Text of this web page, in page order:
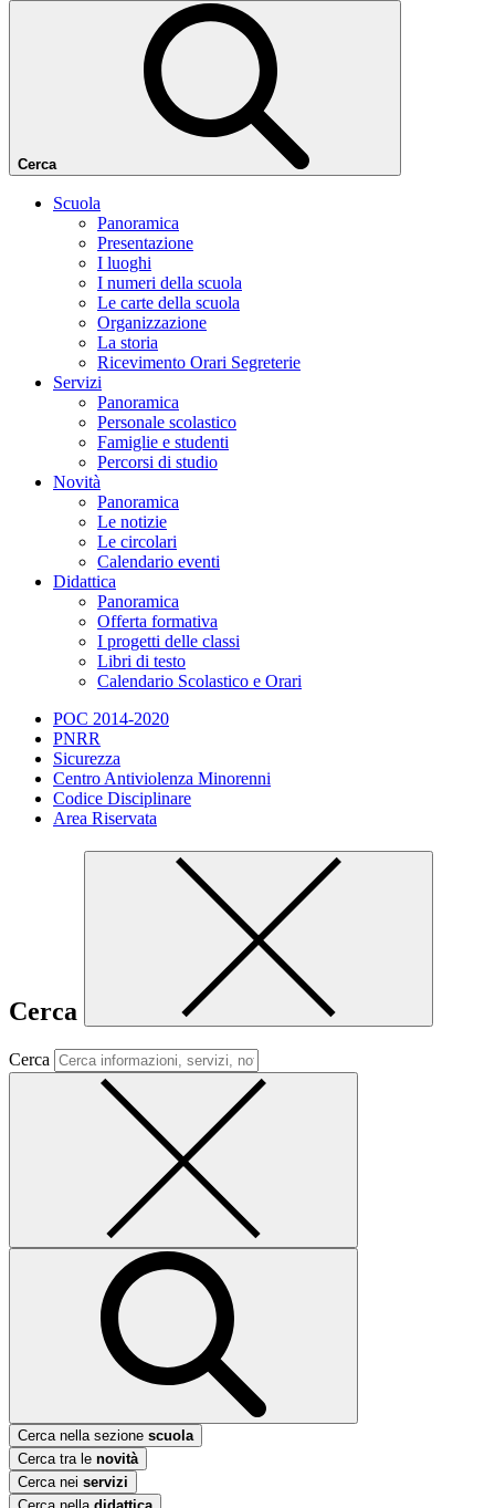
Cerca
Scuola
Panoramica
Presentazione
I luoghi
I numeri della scuola
Le carte della scuola
Organizzazione
La storia
Ricevimento Orari Segreterie
Servizi
Panoramica
Personale scolastico
Famiglie e studenti
Percorsi di studio
Novità
Panoramica
Le notizie
Le circolari
Calendario eventi
Didattica
Panoramica
Offerta formativa
I progetti delle classi
Libri di testo
Calendario Scolastico e Orari
POC 2014-2020
PNRR
Sicurezza
Centro Antiviolenza Minorenni
Codice Disciplinare
Area Riservata
Cerca
Cerca
Cerca nella sezione scuola
Cerca tra le novità
Cerca nei servizi